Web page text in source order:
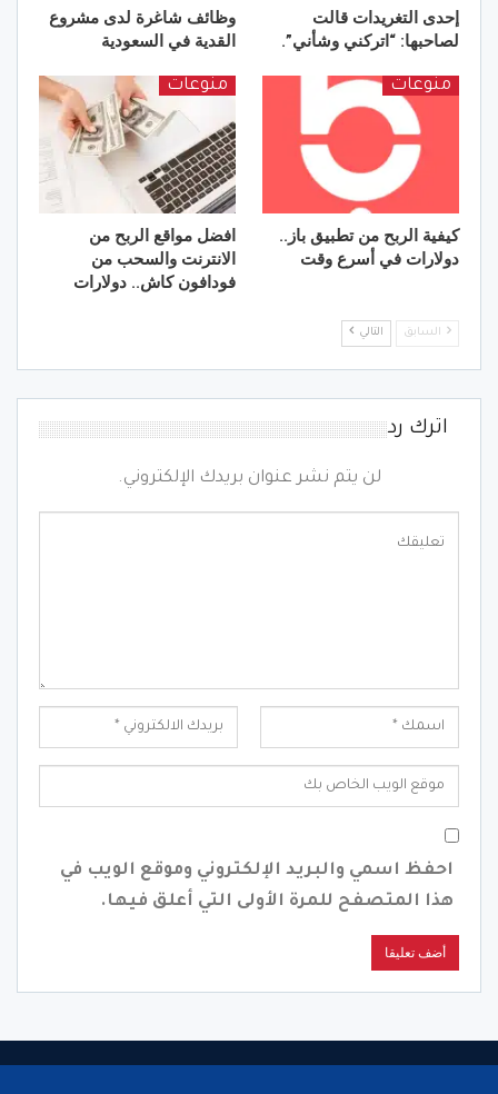
إحدى التغريدات قالت
لصاحبها: “اتركني وشأني”.
وظائف شاغرة لدى مشروع
القدية في السعودية
منوعات
كيفية الربح من تطبيق باز..
دولارات في أسرع وقت
منوعات
افضل مواقع الربح من
الانترنت والسحب من
فودافون كاش.. دولارات
السابق التالي
اترك رد
لن يتم نشر عنوان بريدك الإلكتروني.
احفظ اسمي والبريد الإلكتروني وموقع الويب في
هذا المتصفح للمرة الأولى التي أعلق فيها.